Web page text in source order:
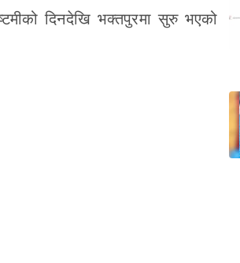
दिनदेखि भक्तपुरमा सुरु भएको